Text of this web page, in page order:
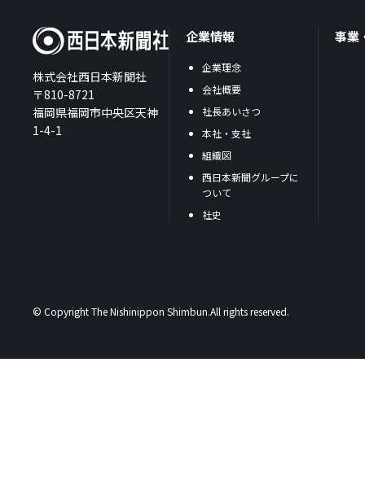
株式会社西日本新聞社
〒810-8721
福岡県福岡市中央区天神
1-4-1
企業情報
企業理念
会社概要
社長あいさつ
本社・支社
組織図
西日本新聞グループに
ついて
社史
事業
© Copyright The Nishinippon Shimbun.All rights reserved.